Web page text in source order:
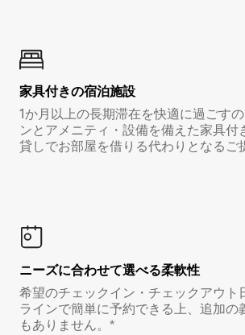
家具付き⁠の宿⁠泊⁠施⁠設
1か月以上の長期滞在を快適に過ごす
ンとアメニティ・設備を備えた家具付
貸しでお部屋を借りる代わりとなるご
ニーズに合わせて選べる柔軟性
希望のチェックイン・チェックアウト
ラインで簡単に予約できる上、追加の
もありません。*